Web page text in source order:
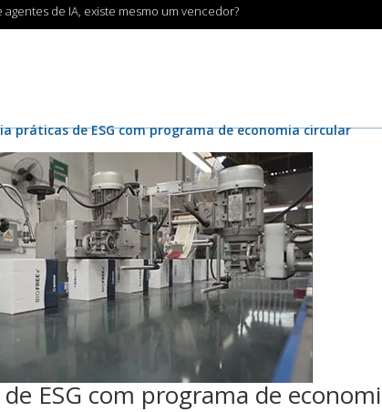
agentes de IA, existe mesmo um vencedor?
práticas de ESG com programa de economia circular
ESG com programa de